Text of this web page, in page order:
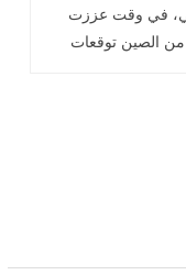
في وقت عززت
من الصين توقعات